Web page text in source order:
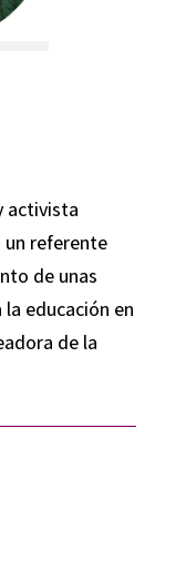
activista
un referente
de unas
educación en
de la